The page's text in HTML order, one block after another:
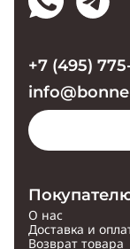
О нас
Доставка и
Возврат товара
+7 (495)